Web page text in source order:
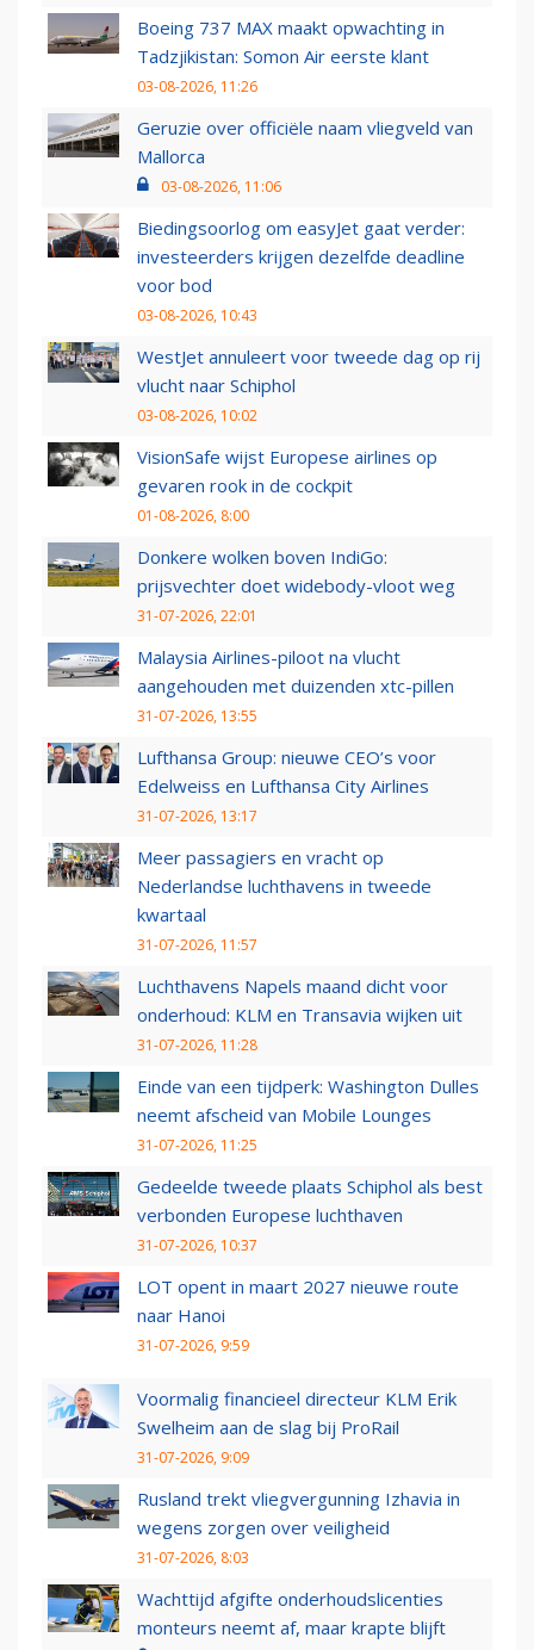
Boeing 737 MAX maakt opwachting in
Tadzjikistan: Somon Air eerste klant
03-08-2026, 11:26
Geruzie over officiële naam vliegveld van
Mallorca
03-08-2026, 11:06
Biedingsoorlog om easyJet gaat verder:
investeerders krijgen dezelfde deadline
voor bod
03-08-2026, 10:43
WestJet annuleert voor tweede dag op rij
vlucht naar Schiphol
03-08-2026, 10:02
VisionSafe wijst Europese airlines op
gevaren rook in de cockpit
01-08-2026, 8:00
Donkere wolken boven IndiGo:
prijsvechter doet widebody-vloot weg
31-07-2026, 22:01
Malaysia Airlines-piloot na vlucht
aangehouden met duizenden xtc-pillen
31-07-2026, 13:55
Lufthansa Group: nieuwe CEO’s voor
Edelweiss en Lufthansa City Airlines
31-07-2026, 13:17
Meer passagiers en vracht op
Nederlandse luchthavens in tweede
kwartaal
31-07-2026, 11:57
Luchthavens Napels maand dicht voor
onderhoud: KLM en Transavia wijken uit
31-07-2026, 11:28
Einde van een tijdperk: Washington Dulles
neemt afscheid van Mobile Lounges
31-07-2026, 11:25
Gedeelde tweede plaats Schiphol als best
verbonden Europese luchthaven
31-07-2026, 10:37
LOT opent in maart 2027 nieuwe route
naar Hanoi
31-07-2026, 9:59
Voormalig financieel directeur KLM Erik
Swelheim aan de slag bij ProRail
31-07-2026, 9:09
Rusland trekt vliegvergunning Izhavia in
wegens zorgen over veiligheid
31-07-2026, 8:03
Wachttijd afgifte onderhoudslicenties
monteurs neemt af, maar krapte blijft